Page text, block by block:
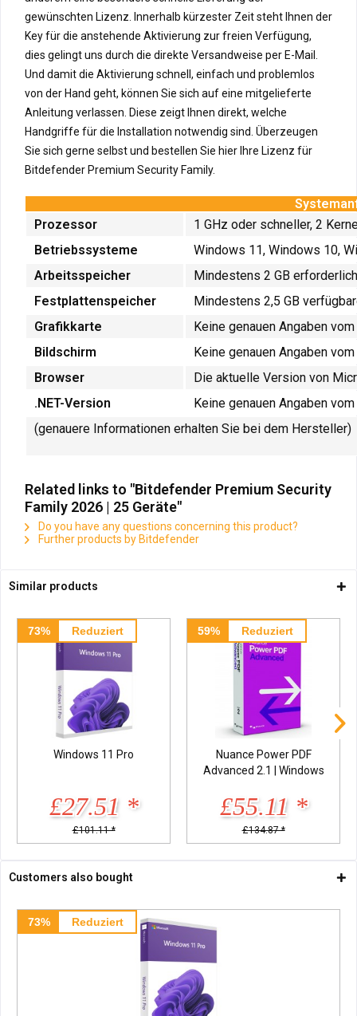
gewünschten Lizenz. Innerhalb kürzester Zeit steht Ihnen der
Key für die anstehende Aktivierung zur freien Verfügung,
dies gelingt uns durch die direkte Versandweise per E-Mail.
Und damit die Aktivierung schnell, einfach und problemlos
von der Hand geht, können Sie sich auf eine mitgelieferte
Anleitung verlassen. Diese zeigt Ihnen direkt, welche
Handgriffe für die Installation notwendig sind. Überzeugen
Sie sich gerne selbst und bestellen Sie hier Ihre Lizenz für
Bitdefender Premium Security Family.
Prozessor
1 GHz oder schneller, 2
Betriebssysteme
Windows 11, Windows 10,
Arbeitsspeicher
Mindestens 2 GB erforderlich
Festplattenspeicher
Mindestens 2,5 GB
Grafikkarte
Keine genauen Angaben
Bildschirm
Keine genauen Angaben
Browser
Die aktuelle Version von
.NET-Version
Keine genauen Angaben
(genauere Informationen erhalten Sie bei dem Hersteller)
Related links to "Bitdefender Premium Security
Family 2026 | 25 Geräte"
Do you have any questions concerning this product?
Further products by Bitdefender
Similar products
73% Reduziert
Windows 11 Pro
£27.51 *
£101.11 *
59% Reduziert
Nuance Power PDF
Advanced 2.1 | Windows
£55.11 *
£134.87 *
Customers also bought
73% Reduziert